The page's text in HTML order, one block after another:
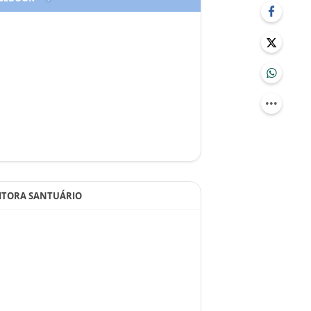
SANTUÁRIO